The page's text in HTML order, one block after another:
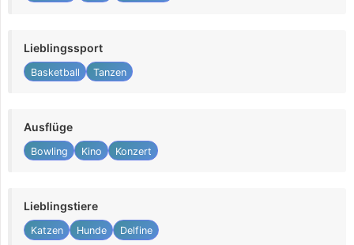
Lieblingssport
Basketball Tanzen
Ausflüge
Bowling Kino Konzert
Lieblingstiere
Katzen Hunde Delfine